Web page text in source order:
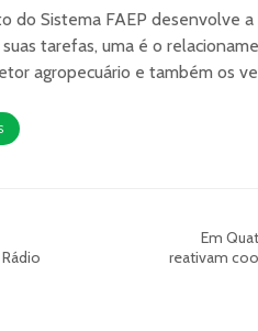
do Sistema FAEP desenvolve a
tarefas, uma é o
agropecuário e também os
Em
reativam